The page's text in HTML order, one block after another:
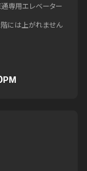
専用エレベーター
には上がれません
PM